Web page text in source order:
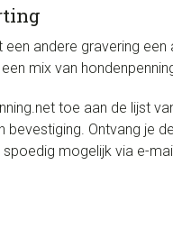
andere gravering
mix van
toe aan de lijst
bevestiging. Ontvang je
mogelijk via e-